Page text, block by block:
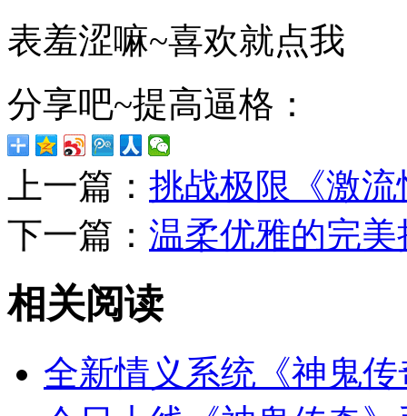
表羞涩嘛~喜欢就点我
分享吧~提高逼格：
上一篇： 挑战极限《激
下一篇： 温柔优雅的完
相关阅读
全新情义系统《神鬼